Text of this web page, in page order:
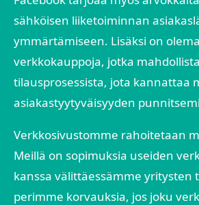
sähköisen liiketoiminnan
ymmärtämiseen. Lisäksi on
verkkokauppoja, jotka
tilausprosessista, jota kannattaa
asiakastyytyväisyyden
Verkkosivustomme rahoitetaan
Meillä on sopimuksia useiden
kanssa välittäessämme yritysten
perimme korvauksia, jos joku